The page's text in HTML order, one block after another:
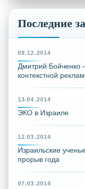
Последние
09.12.2014
Дмитрий Бойченко
контекстной
13.04.2014
ЭКО в Израиле
12.03.2014
Израильские
прорыв года
07.03.2014